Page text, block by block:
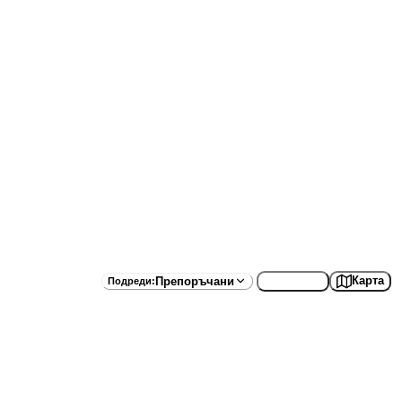
Подреди:Препоръчани Карта